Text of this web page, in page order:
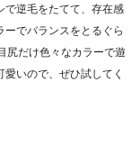
で逆毛をたてて、存在感
でバランスをとるぐら
尻だけ色々なカラーで遊
いので、ぜひ試してく